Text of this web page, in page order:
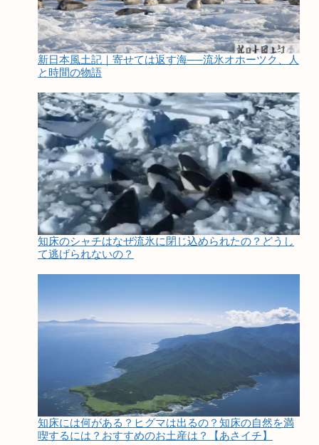
新日本風土記｜寄せては返す海──流氷オホーツク、人
と時間の物語
知床のシャチはなぜ流氷に閉じ込められたの？どうし
て逃げられないの？
知床には何がある？ヒグマは出るの？知床の自然を満
喫するには？おすすめのお土産は？【あさイチ】